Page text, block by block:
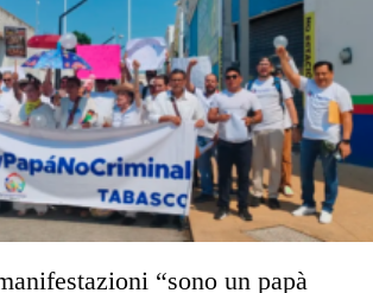
“sono un papà